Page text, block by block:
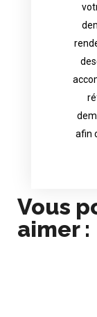
afin
Vous
aimer :